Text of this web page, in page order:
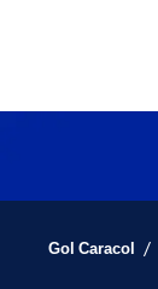
Gol Caracol /